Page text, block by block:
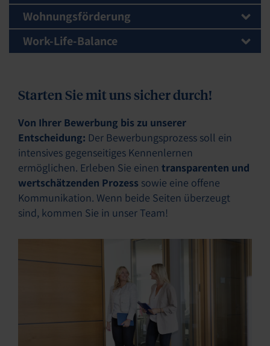
Wohnungsförderung
Work-Life-Balance
Starten Sie mit uns sicher durch!
Von Ihrer Bewerbung bis zu unserer
Entscheidung: Der Bewerbungsprozess soll ein
intensives gegenseitiges Kennenlernen
ermöglichen. Erleben Sie einen transparenten und
wertschätzenden Prozess sowie eine offene
Kommunikation. Wenn beide Seiten überzeugt
sind, kommen Sie in unser Team!